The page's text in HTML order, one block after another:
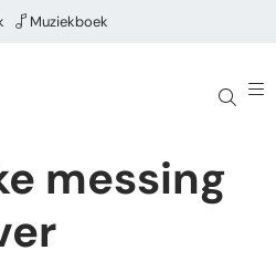
Muziekboek
messing